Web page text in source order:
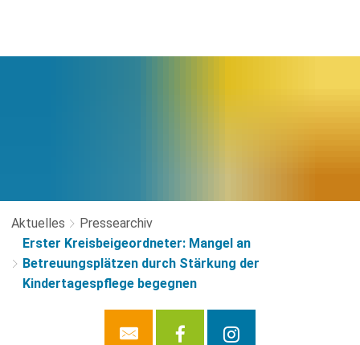
Aktuelles
Pressearchiv
Erster Kreisbeigeordneter: Mangel an
Betreuungsplätzen durch Stärkung der
Kindertagespflege begegnen